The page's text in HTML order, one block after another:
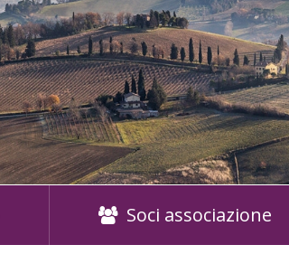
Soci associazione